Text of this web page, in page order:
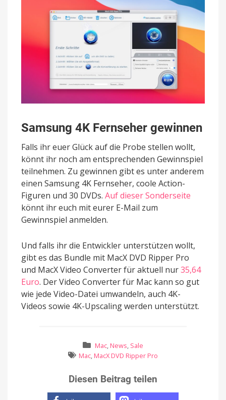
Samsung 4K Fernseher gewinnen
Falls ihr euer Glück auf die Probe stellen wollt,
könnt ihr noch am entsprechenden Gewinnspiel
teilnehmen. Zu gewinnen gibt es unter anderem
einen Samsung 4K Fernseher, coole Action-
Figuren und 30 DVDs. Auf dieser Sonderseite
könnt ihr euch mit eurer E-Mail zum
Gewinnspiel anmelden.
Und falls ihr die Entwickler unterstützen wollt,
gibt es das Bundle mit MacX DVD Ripper Pro
und MacX Video Converter für aktuell nur35,64
Euro. Der Video Converter für Mac kann so gut
wie jede Video-Datei umwandeln, auch 4K-
Videos sowie 4K-Upscaling werden unterstützt.
Mac, News, Sale
Mac, MacX DVD Ripper Pro
Diesen Beitrag teilen